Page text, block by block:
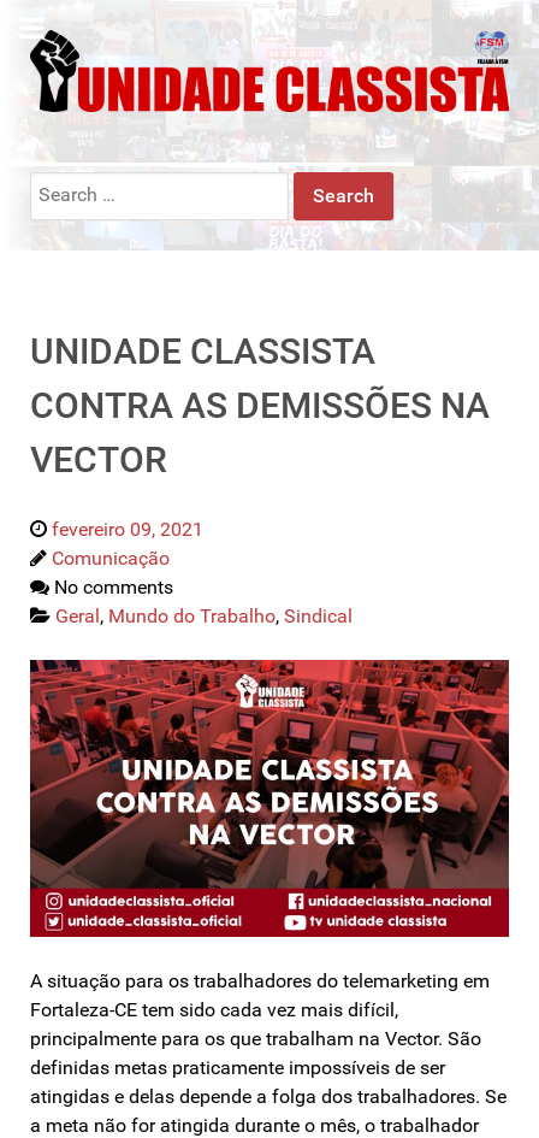
Search
UNIDADE CLASSISTA
CONTRA AS DEMISSÕES NA
VECTOR
fevereiro 09, 2021
Comunicação
No comments
Geral, Mundo do Trabalho, Sindical
A situação para os trabalhadores do telemarketing em
Fortaleza-CE tem sido cada vez mais difícil,
principalmente para os que trabalham na Vector. São
definidas metas praticamente impossíveis de ser
atingidas e delas depende a folga dos trabalhadores. Se
a meta não for atingida durante o mês, o trabalhador